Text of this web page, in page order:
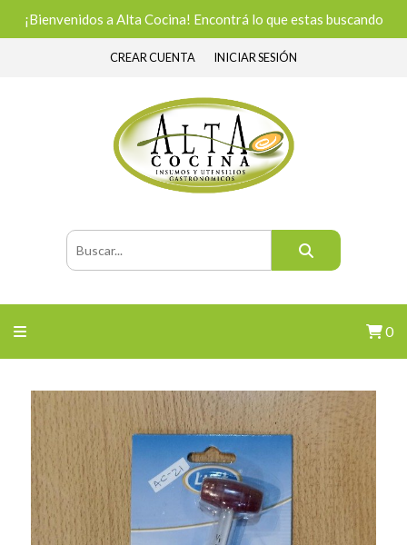
¡Bienvenidos a Alta Cocina! Encontrá lo que estas buscando
CREAR CUENTA INICIAR SESIÓN
0